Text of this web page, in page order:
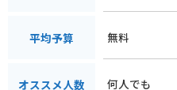
平均予算 無料
オススメ人数 何人でも